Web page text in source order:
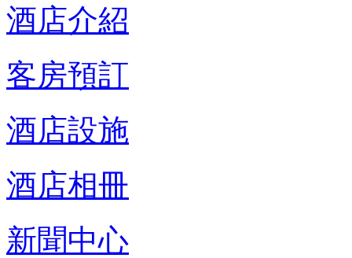
酒店介紹
客房預訂
酒店設施
酒店相冊
新聞中心